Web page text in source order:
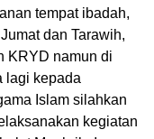
tempat ibadah,
dan Tarawih,
KRYD namun di
lagi kepada
Islam silahkan
kegiatan